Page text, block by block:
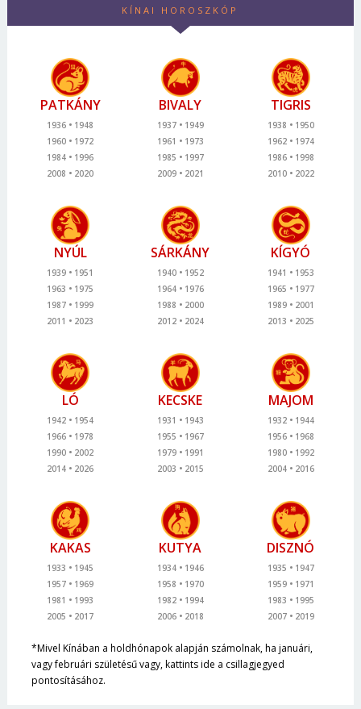
KÍNAI HOROSZKÓP
PATKÁNY
1936
1948
1960
1972
1984
1996
2008
2020
BIVALY
1937
1949
1961
1973
1985
1997
2009
2021
TIGRIS
1938
1950
1962
1974
1986
1998
2010
2022
NYÚL
1939
1951
1963
1975
1987
1999
2011
2023
SÁRKÁNY
1940
1952
1964
1976
1988
2000
2012
2024
KÍGYÓ
1941
1953
1965
1977
1989
2001
2013
2025
LÓ
1942
1954
1966
1978
1990
2002
2014
2026
KECSKE
1931
1943
1955
1967
1979
1991
2003
2015
MAJOM
1932
1944
1956
1968
1980
1992
2004
2016
KAKAS
1933
1945
1957
1969
1981
1993
2005
2017
KUTYA
1934
1946
1958
1970
1982
1994
2006
2018
DISZNÓ
1935
1947
1959
1971
1983
1995
2007
2019
*Mivel Kínában a holdhónapok alapján számolnak, ha januári,
vagy februári születésű vagy, kattints ide a csillagjegyed
pontosításához.